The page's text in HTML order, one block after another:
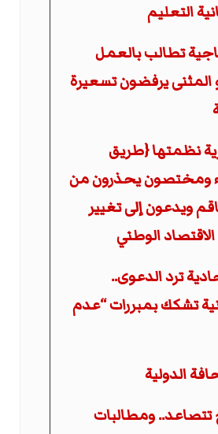
التعليم
تطالب بالعمل
المثنى يرفضون تسعيرة
نظمتها {طريق
ومختصون يحذرون من
ويدعون إلى تغيير
الوطني
ترد الدعوى..
تشكك بمبررات “عدم
الدولية
تتصاعد.. ومطالبات